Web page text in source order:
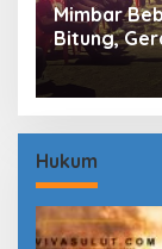
Mimbar
Bitung,
Sejarah
Hukum